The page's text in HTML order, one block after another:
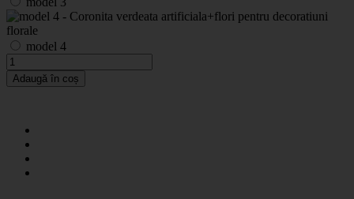
model 4
Adaugă în coș